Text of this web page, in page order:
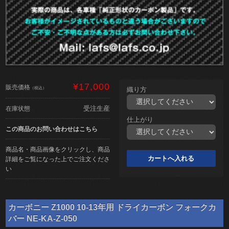
販売価格 （税込） ¥17,000
在庫状態 受注生産
この商品のお問い合わせはこちら
商品名・商品画像をクリックし、商品
詳細をご覧になった上でご注文くださ
い
織り方
仕上がり
カーボニー Z1000 10-13年用 ドライカーボン フォークカ
バー NE-KA-Z-050